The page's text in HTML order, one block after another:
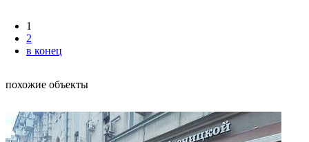
1
2
в конец
похожие объекты